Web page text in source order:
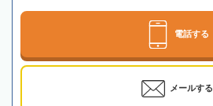
電話する
メールする